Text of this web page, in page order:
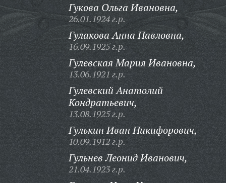
Гукова Ольга Ивановна,
26.01.1924 г.р.
Гулакова Анна Павловна,
16.09.1925 г.р.
Гулевская Мария Ивановна,
13.06.1921 г.р.
Гулевский Анатолий
Кондратьевич,
13.08.1925 г.р.
Гулькин Иван Никифорович,
10.09.1912 г.р.
Гульнев Леонид Иванович,
21.04.1923 г.р.